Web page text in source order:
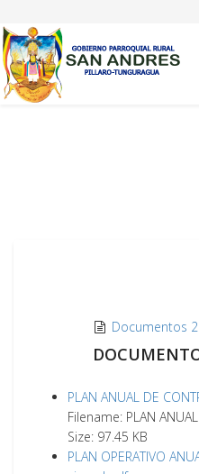
Documentos
PLAN ANUAL DE
Filename: PLAN
Size: 97.45 KB
PLAN OPERATIVO